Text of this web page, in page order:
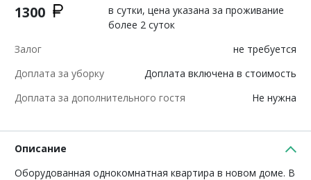
1300
в сутки, цена указана за проживание
более 2 суток
Залог
не требуется
Доплата за уборку
Доплата включена в стоимость
Доплата за дополнительного гостя
Не нужна
Описание
Оборудованная однокомнатная квартира в новом доме. В